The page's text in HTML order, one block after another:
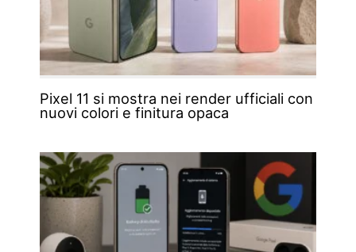
Pixel 11 si mostra nei render ufficiali con
nuovi colori e finitura opaca